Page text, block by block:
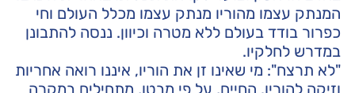
המנתק עצמו מהוריו מנתק עצמו מכלל העולם וחי
כפרור בודד בעולם ללא מטרה וכיוון. ננסה להתבונן
במדרש לחלקיו.
"לא תרצח": מי שאינו זן את הוריו, איננו רואה אחריות
וזיקה להוריו. החיים, על פי מבטו, מתחילים במקרה